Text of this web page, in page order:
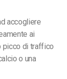
accogliere
ai
picco di traffico
o una